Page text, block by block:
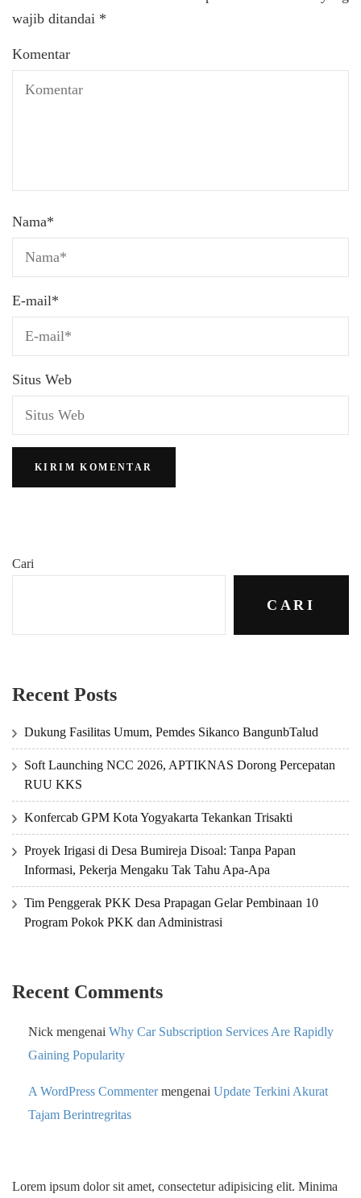
wajib ditandai *
Komentar
Nama*
E-mail*
Situs Web
Cari
CARI
Recent Posts
Dukung Fasilitas Umum, Pemdes Sikanco BangunbTalud
Soft Launching NCC 2026, APTIKNAS Dorong Percepatan
RUU KKS
Konfercab GPM Kota Yogyakarta Tekankan Trisakti
Proyek Irigasi di Desa Bumireja Disoal: Tanpa Papan
Informasi, Pekerja Mengaku Tak Tahu Apa-Apa
Tim Penggerak PKK Desa Prapagan Gelar Pembinaan 10
Program Pokok PKK dan Administrasi
Recent Comments
Nick mengenai Why Car Subscription Services Are Rapidly
Gaining Popularity
A WordPress Commentermengenai Update Terkini Akurat
Tajam Berintregritas
Lorem ipsum dolor sit amet, consectetur adipisicing elit. Minima